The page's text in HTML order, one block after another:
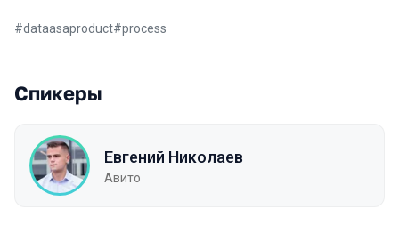
#dataasaproduct#process
Спикеры
Евгений Николаев
Авито